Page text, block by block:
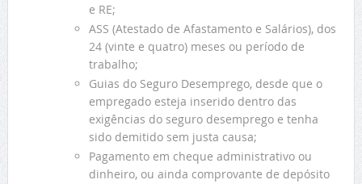
e RE;
ASS (Atestado de Afastamento e Salários), dos
24 (vinte e quatro) meses ou período de
trabalho;
Guias do Seguro Desemprego, desde que o
empregado esteja inserido dentro das
exigências do seguro desemprego e tenha
sido demitido sem justa causa;
Pagamento em cheque administrativo ou
dinheiro, ou ainda comprovante de depósito